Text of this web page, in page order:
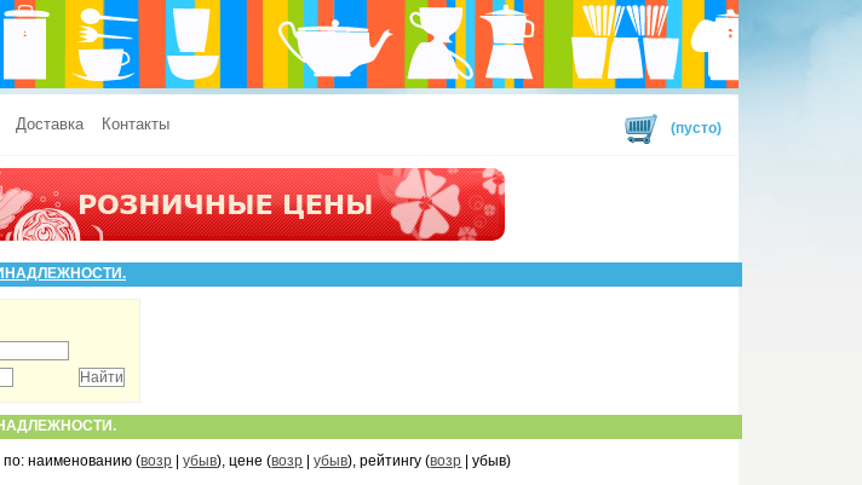
Доставка Контакты (пусто)
по: наименованию (возр |убыв), цене (возр |убыв), рейтингу (возр | убыв)